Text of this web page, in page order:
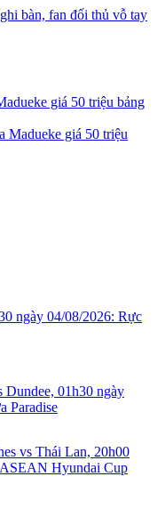
bàn, fan đối thủ vỗ tay
giá 50 triệu bảng
ngày 04/08/2026: Rực
Dundee, 01h30 ngày
Paradise
vs Thái Lan, 20h00
Hyundai Cup